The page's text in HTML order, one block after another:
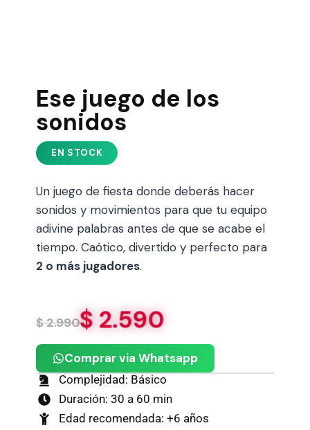
Ese juego de los
sonidos
Un juego de fiesta donde deberás hacer
sonidos y movimientos para que tu equipo
adivine palabras antes de que se acabe el
tiempo. Caótico, divertido y perfecto para
2 o más jugadores.
$2.990$ 2.590
Comprar via Whatsapp
Complejidad: Básico
Duración: 30 a 60 min
Edad recomendada: +6 años